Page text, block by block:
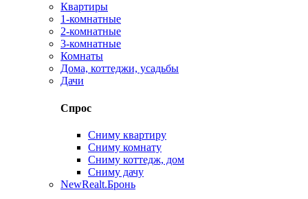
Квартиры
1-комнатные
2-комнатные
3-комнатные
Комнаты
Дома, коттеджи, усадьбы
Дачи
Спрос
Сниму квартиру
Сниму комнату
Сниму коттедж, дом
Сниму дачу
NewRealt.Бронь